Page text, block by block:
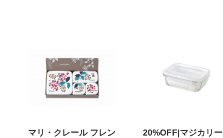
マリ・クレール フレン
20%OFF|マジカリー